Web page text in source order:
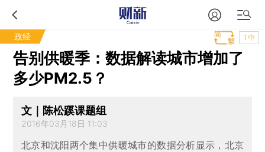
政经 T中
告别供暖季：数据解读城市增加了
多少PM2.5？
文｜陈松蹊课题组
2016年03月18日 11:03
北京和沈阳两个集中供暖城市的数据分析显示，北京